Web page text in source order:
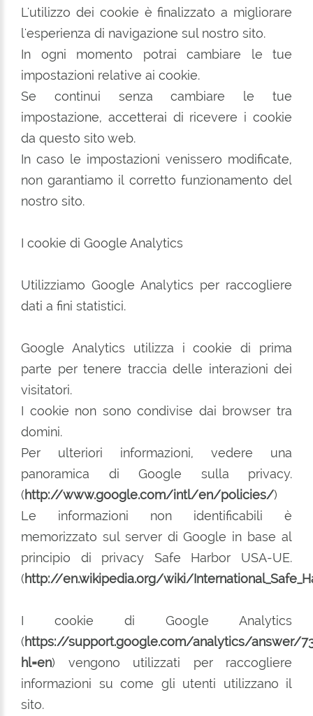
L'utilizzo dei cookie è finalizzato a migliorare
l'esperienza di navigazione sul nostro sito.
In ogni momento potrai cambiare le tue
impostazioni relative ai cookie.
Se continui senza cambiare le tue
impostazione, accetterai di ricevere i cookie
da questo sito web.
In caso le impostazioni venissero modificate,
non garantiamo il corretto funzionamento del
nostro sito.
I cookie di Google Analytics
Utilizziamo Google Analytics per raccogliere
dati a fini statistici.
Google Analytics utilizza i cookie di prima
parte per tenere traccia delle interazioni dei
visitatori.
I cookie non sono condivise dai browser tra
domini.
Per ulteriori informazioni, vedere una
panoramica di Google sulla privacy.
(http://www.google.com/intl/en/policies/)
Le informazioni non identificabili è
memorizzato sul server di Google in base al
principio di privacy Safe Harbor USA-UE.
(http://en.wikipedia.org/wiki/
I cookie di Google Analytics
(https://support.google.com/analytics/answer/
hl=en) vengono utilizzati per raccogliere
informazioni su come gli utenti utilizzano il
sito.